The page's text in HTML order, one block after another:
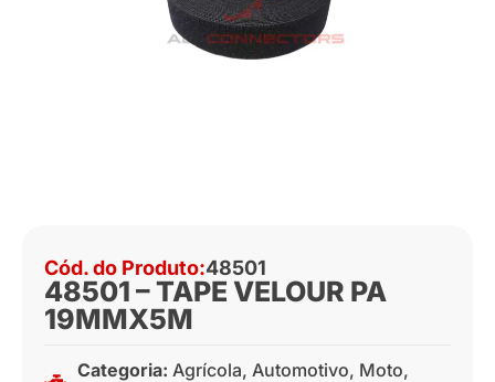
Cód. do Produto:48501
48501 – TAPE VELOUR PA
19MMX5M
Categoria: Agrícola, Automotivo, Moto,